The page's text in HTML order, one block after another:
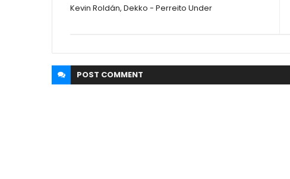
Kevin Roldán, Dekko - Perreito Under
POST COMMENT